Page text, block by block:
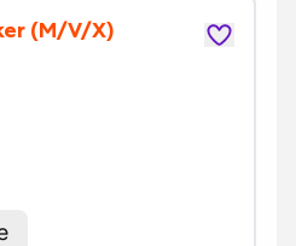
(M/V/X)